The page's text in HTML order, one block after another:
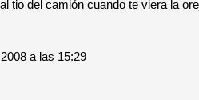
tio del camión cuando te viera la
a las 15:29